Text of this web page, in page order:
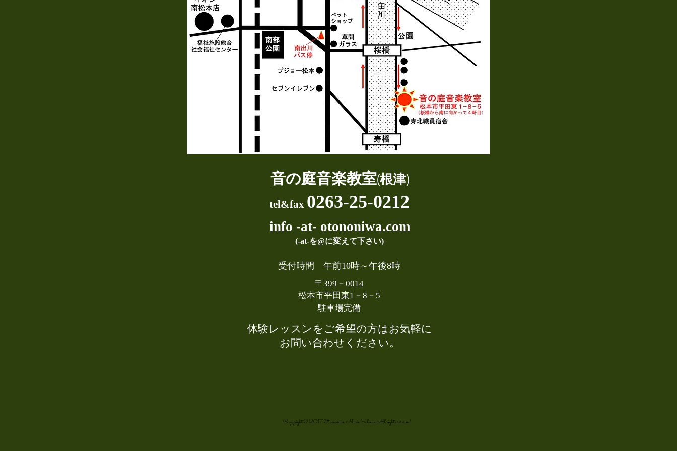
音の庭音楽教室(根津)
tel&fax​ 0263-25-0212
info -at- otononiwa.com
(-at-を@に変えて下さい)
受付時間 午前10時～午後8時​
〒399－0014
​松本市平田東1－8－5
​駐車場完備
​体験レッスンをご希望の方はお気軽に
お問い合わせください。
Copyright © 2017 Otononiwa Music Salone. All rights reserved.